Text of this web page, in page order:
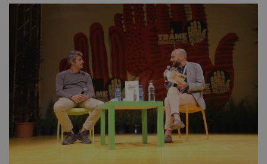
Partecipa
Diventa Partner
Dona
Fondazione Trame
Chi Siamo